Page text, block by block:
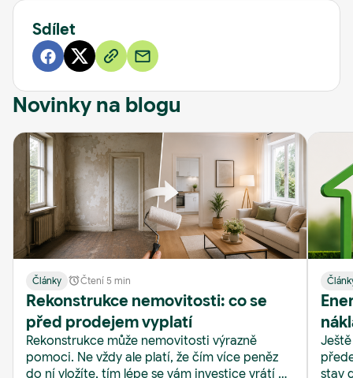
Sdílet
Novinky na blogu
Články Čtení 5 min
Rekonstrukce nemovitosti: co se
před prodejem vyplatí
Rekonstrukce může nemovitosti výrazně
pomoci. Ne vždy ale platí, že čím více peněz
do ní vložíte, tím lépe se vám investice vrátí při
stav